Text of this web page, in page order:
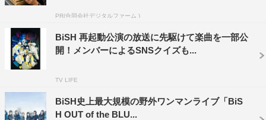
て、アーティストとのコラボを行うのはBiSHが初めて
だ。
さらに、10月15日（木）のよる8時からは「Call of Duty:
Mobile × BiSH Special Live -STORY OF DUTY- 」が期間
限定で開催される。BiSHによる書き下ろし新曲の初披露
も行われるとのことで、ファン必見のスペシャルライブと
PR(合同会社デジタルファーム )
BiSH 再起動公演の放送に先駆けて楽曲を一部公
開！メンバーによるSNSクイズも...
TV LIFE
BiSH史上最大規模の野外ワンマンライブ「BiS
H OUT of the BLU...